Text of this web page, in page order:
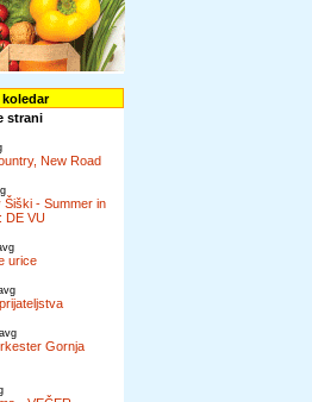
koledar
strani
New Road
Šiški - Summer in
DE VU
urice
Gornja